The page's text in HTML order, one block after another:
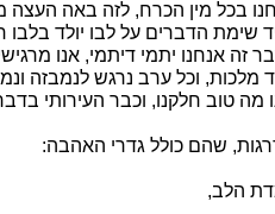
בכל מין הכרח, לזה באה העצה
שימת הדברים על לבו יולד בלבו
זה אנחנו יתמי דיתמי, אנו
מלכות, וכל ערב נרגש
מה טוב חלקנו, וכבר העירותי
שהם כולל גדרי האהבה:
הלב,